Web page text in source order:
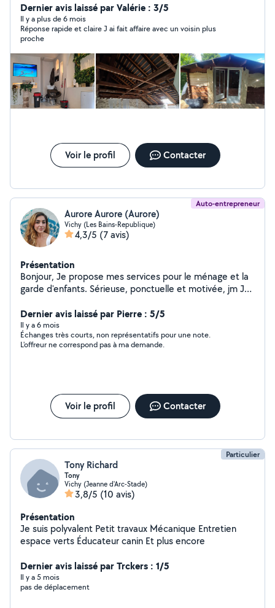
Dernier avis laissé par Valérie : 3/5
Il y a plus de 6 mois
Réponse rapide et claire J ai fait affaire avec un voisin plus
proche
Voir le profil Contacter
Auto-entrepreneur
Aurore Aurore (Aurore)
Vichy (Les Bains-Republique)
4,3/5 (7 avis)
Présentation
Bonjour, Je propose mes services pour le ménage et la
garde d'enfants. Sérieuse, ponctuelle et motivée, jm Je
N'hésitez pas à me contacter ! Aurore Statut dauto
entrepreneur
Dernier avis laissé par Pierre : 5/5
Il y a 6 mois
Échanges très courts, non représentatifs pour une note.
L'offreur ne correspond pas à ma demande.
Voir le profil Contacter
Particulier
Tony Richard
Tony
Vichy (Jeanne d'Arc-Stade)
3,8/5 (10 avis)
Présentation
Je suis polyvalent Petit travaux Mécanique Entretien
espace verts Éducateur canin Et plus encore
Dernier avis laissé par Trckers : 1/5
Il y a 5 mois
pas de déplacement